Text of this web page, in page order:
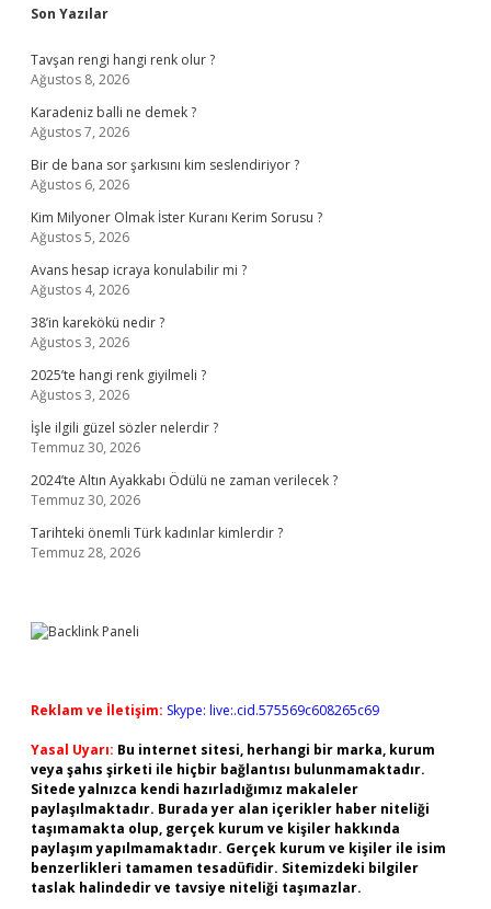
Sidebar
Son Yazılar
Tavşan rengi hangi renk olur ?
Ağustos 8, 2026
Karadeniz balli ne demek ?
Ağustos 7, 2026
Bir de bana sor şarkısını kim seslendiriyor ?
Ağustos 6, 2026
Kim Milyoner Olmak İster Kuranı Kerim Sorusu ?
Ağustos 5, 2026
Avans hesap icraya konulabilir mi ?
Ağustos 4, 2026
38’in karekökü nedir ?
Ağustos 3, 2026
2025’te hangi renk giyilmeli ?
Ağustos 3, 2026
İşle ilgili güzel sözler nelerdir ?
Temmuz 30, 2026
2024’te Altın Ayakkabı Ödülü ne zaman verilecek ?
Temmuz 30, 2026
Tarihteki önemli Türk kadınlar kimlerdir ?
Temmuz 28, 2026
Reklam ve İletişim: Skype: live:.cid.575569c608265c69
Yasal Uyarı: Bu internet sitesi, herhangi bir marka, kurum
veya şahıs şirketi ile hiçbir bağlantısı bulunmamaktadır.
Sitede yalnızca kendi hazırladığımız makaleler
paylaşılmaktadır. Burada yer alan içerikler haber niteliği
taşımamakta olup, gerçek kurum ve kişiler hakkında
paylaşım yapılmamaktadır. Gerçek kurum ve kişiler ile isim
benzerlikleri tamamen tesadüfidir. Sitemizdeki bilgiler
taslak halindedir ve tavsiye niteliği taşımazlar.